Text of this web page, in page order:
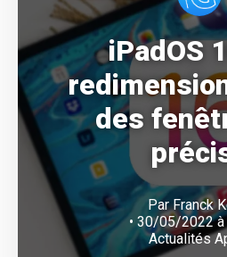
iPadOS
des
ParFranck
• 30/05/2022 à
Actualités